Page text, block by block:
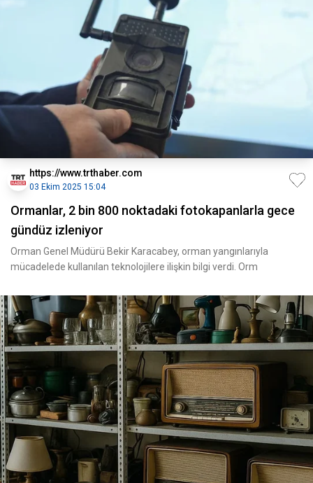
https://www.trthaber.com
03 Ekim 2025 15:04
Ormanlar, 2 bin 800 noktadaki fotokapanlarla gece
gündüz izleniyor
Orman Genel Müdürü Bekir Karacabey, orman yangınlarıyla
mücadelede kullanılan teknolojilere ilişkin bilgi verdi. Orm